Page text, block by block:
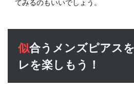
てみるのもいいでしょう。
似合うメンズピアスをつけてオシャ
レを楽しもう！